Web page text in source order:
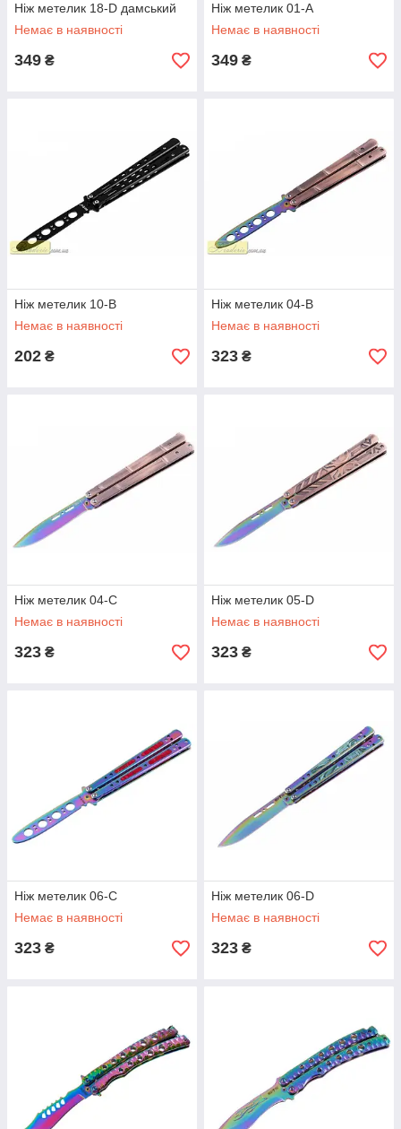
Ніж метелик 18-D дамський
Немає в наявності
349 ₴
Ніж метелик 01-A
Немає в наявності
349 ₴
Ніж метелик 10-B
Немає в наявності
202 ₴
Ніж метелик 04-B
Немає в наявності
323 ₴
Ніж метелик 04-C
Немає в наявності
323 ₴
Ніж метелик 05-D
Немає в наявності
323 ₴
Ніж метелик 06-C
Немає в наявності
323 ₴
Ніж метелик 06-D
Немає в наявності
323 ₴